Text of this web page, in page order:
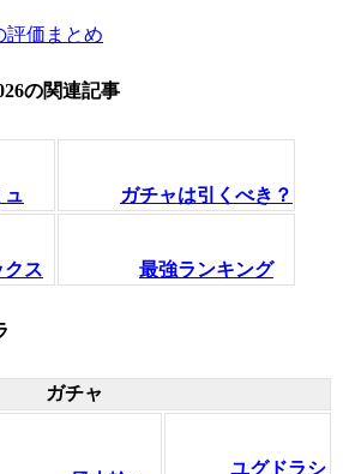
評価まとめ
の関連記事
ュ ガチャは引くべき？
クス 最強ランキング
ガチャ
ユグドラシ